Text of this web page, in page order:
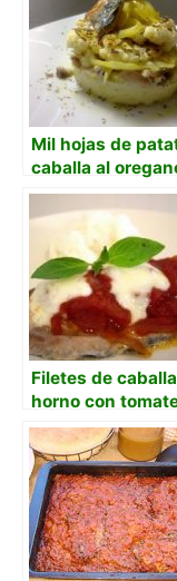
Mil hojas de
caballa al
col crujente con
cebolla confitada
de mandarin
Filetes de
horno con
albahaca y
mozzarella